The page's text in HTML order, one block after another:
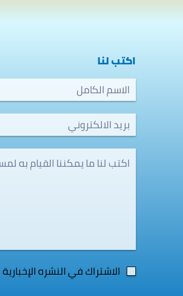
اكتب لنا
الاشتراك في النشره الإخبارية